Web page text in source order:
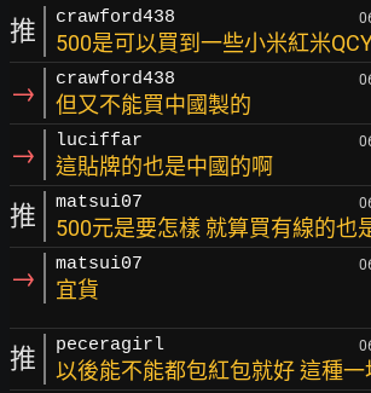
推 crawford438
500是可以買到一些小米紅米
→ crawford438
但又不能買中國製的
→ luciffar
這貼牌的也是中國的啊
推 matsui07
500元是要怎樣 就算買有線的也
→ matsui07
宜貨
推 peceragirl
以後能不能都包紅包就好 這種一